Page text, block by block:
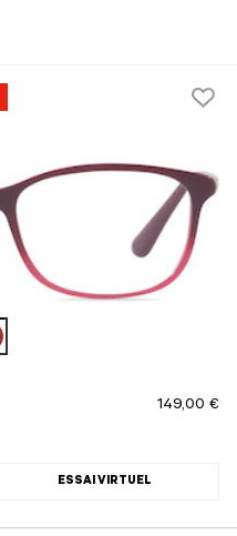
149,00 €
ESSAI VIRTUEL